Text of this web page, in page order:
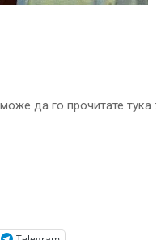
да го прочитате тука :